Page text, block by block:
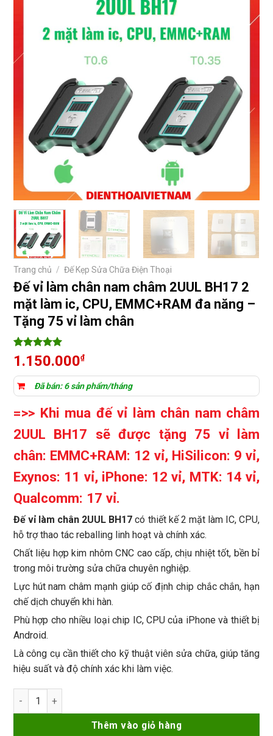
Trang chủ / Đế Kẹp Sửa Chữa Điện Thoại
Đế vỉ làm chân nam châm 2UUL BH17 2
mặt làm ic, CPU, EMMC+RAM đa năng –
Tặng 75 vỉ làm chân
5trên 5
dựa trên
11
đánh giá
1.150.000₫
Đã bán: 6 sản phẩm/tháng
=>> Khi mua đế vỉ làm chân nam châm
2UUL BH17 sẽ được tặng 75 vỉ làm
chân: EMMC+RAM: 12 vỉ, HiSilicon: 9 vỉ,
Exynos: 11 vỉ, iPhone: 12 vỉ, MTK: 14 vỉ,
Qualcomm: 17 vỉ.
Đế vỉ làm chân 2UUL BH17 có thiết kế 2 mặt làm IC, CPU,
hỗ trợ thao tác reballing linh hoạt và chính xác.
Chất liệu hợp kim nhôm CNC cao cấp, chịu nhiệt tốt, bền bỉ
trong môi trường sửa chữa chuyên nghiệp.
Lực hút nam châm mạnh giúp cố định chip chắc chắn, hạn
chế dịch chuyển khi hàn.
Phù hợp cho nhiều loại chip IC, CPU của iPhone và thiết bị
Android.
Là công cụ cần thiết cho kỹ thuật viên sửa chữa, giúp tăng
hiệu suất và độ chính xác khi làm việc.
Đế vỉ làm chân nam châm 2UUL BH17 2 mặt làm ic, CPU,
Thêm vào giỏ hàng